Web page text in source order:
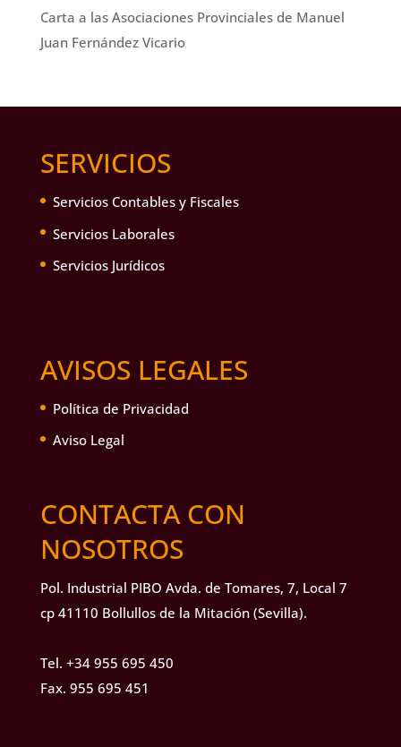
Carta a las Asociaciones Provinciales de Manuel
Juan Fernández Vicario
SERVICIOS
Servicios Contables y Fiscales
Servicios Laborales
Servicios Jurídicos
AVISOS LEGALES
Política de Privacidad
Aviso Legal
CONTACTA CON
NOSOTROS
Pol. Industrial PIBO Avda. de Tomares, 7, Local 7
cp 41110 Bollullos de la Mitación (Sevilla).
Tel. +34 955 695 450
Fax. 955 695 451